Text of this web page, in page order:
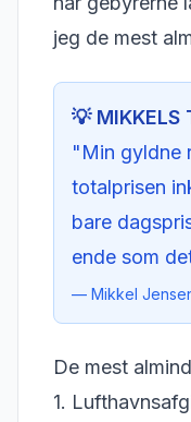
jeg de mest
💡 MIKKELS
"Min gyldne
totalprisen
bare
ende som
— Mikkel
De mest
1.